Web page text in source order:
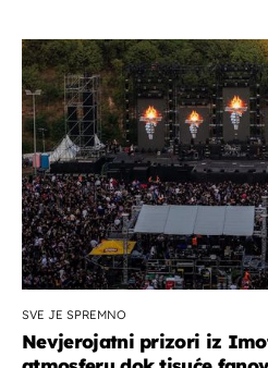
SVE JE SPREMNO
Nevjerojatni prizori iz